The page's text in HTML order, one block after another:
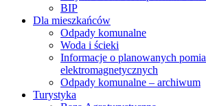
BIP
Dla mieszkańców
Odpady komunalne
Woda i ścieki
Informacje o planowanych
elektromagnetycznych
Odpady komunalne – archiwum
Turystyka